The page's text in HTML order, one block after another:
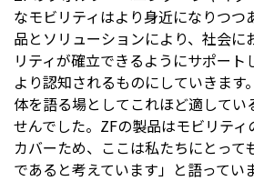
なモビリティはより身近になりつつ
品とソリューションにより、社会に
リティが確立できるようにサポート
より認知されるものにしていきます
体を語る場としてこれほど適してい
せんでした。ZFの製品はモビリティ
カバーため、ここは私たちにとって
であると考えています」と語ってい